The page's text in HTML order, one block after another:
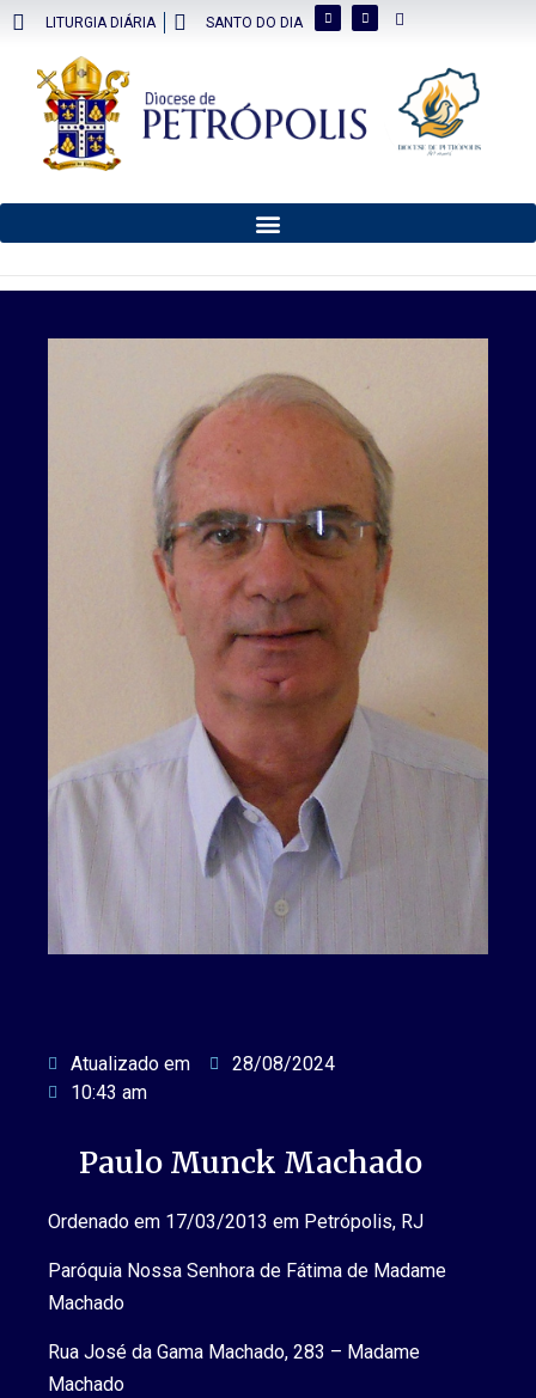
LITURGIA DIÁRIA SANTO DO DIA
Atualizado em
28/08/2024
10:43 am
Paulo Munck Machado
Ordenado em 17/03/2013 em Petrópolis, RJ
Paróquia Nossa Senhora de Fátima de Madame
Machado
Rua José da Gama Machado, 283 – Madame
Machado